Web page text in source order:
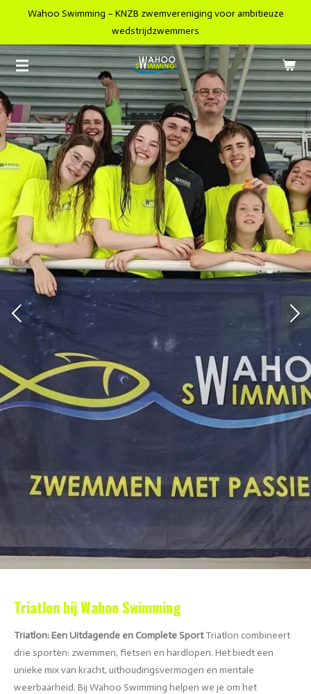
naar
de
hoofdinhoud
Wahoo Swimming – KNZB zwemvereniging voor ambitieuze
wedstrijdzwemmers
Triatlon bij Wahoo Swimming
Triatlon: Een Uitdagende en Complete SportTriatlon combineert
drie sporten: zwemmen, fietsen en hardlopen. Het biedt een
unieke mix van kracht, uithoudingsvermogen en mentale
weerbaarheid. Bij Wahoo Swimming helpen we je om het